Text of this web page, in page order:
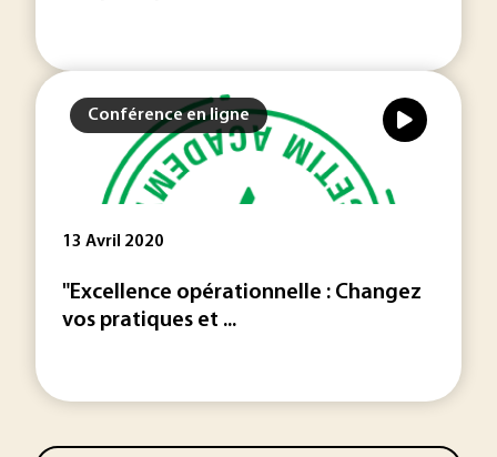
Conférence en ligne
13 Avril 2020
"Excellence opérationnelle : Changez
vos pratiques et ...